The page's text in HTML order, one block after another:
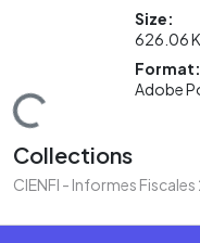
Size:
626.06
Format:
Adobe
Collections
CIENFI - Informes